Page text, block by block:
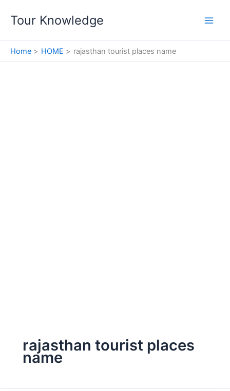
Tour Knowledge
Home HOME rajasthan tourist places name
rajasthan tourist places
name